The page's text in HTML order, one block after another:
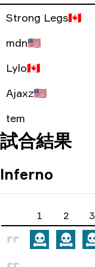
Strong Legs🇨🇦
mdn🇺🇸
Lylo🇨🇦
Ajaxz🇺🇸
tem
試合結果
Inferno
1 2 3